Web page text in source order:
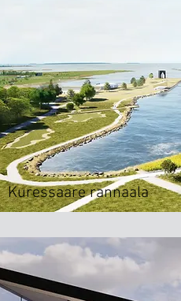
Kuressaare rannaala